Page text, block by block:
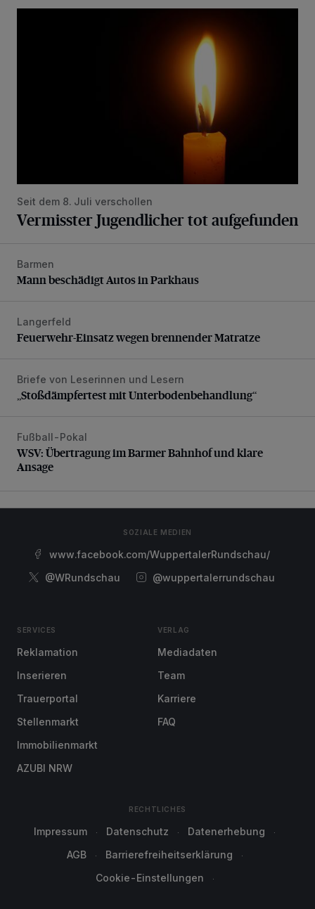
Seit dem 8. Juli verschollen
Vermisster Jugendlicher tot aufgefunden
Mann beschädigt Autos in Parkhaus
Barmen
Mann beschädigt Autos in Parkhaus
Feuerwehr-Einsatz wegen brennender Matratze
Langerfeld
Feuerwehr-Einsatz wegen brennender Matratze
„Stoßdämpfertest mit Unterbodenbehandlung“
Briefe von Leserinnen und Lesern
„Stoßdämpfertest mit Unterbodenbehandlung“
WSV: Übertragung im Barmer Bahnhof und klare Ansage
Fußball-Pokal
WSV: Übertragung im Barmer Bahnhof und klare
Ansage
SOZIALE MEDIEN
www.facebook.com/WuppertalerRundschau/
@WRundschau
@wuppertalerrundschau
SERVICES
Reklamation
Inserieren
Trauerportal
Stellenmarkt
Immobilienmarkt
AZUBI NRW
VERLAG
Mediadaten
Team
Karriere
FAQ
RECHTLICHES
Impressum Datenschutz
Datenerhebung
AGB
Barrierefreiheitserklärung
Cookie-Einstellungen